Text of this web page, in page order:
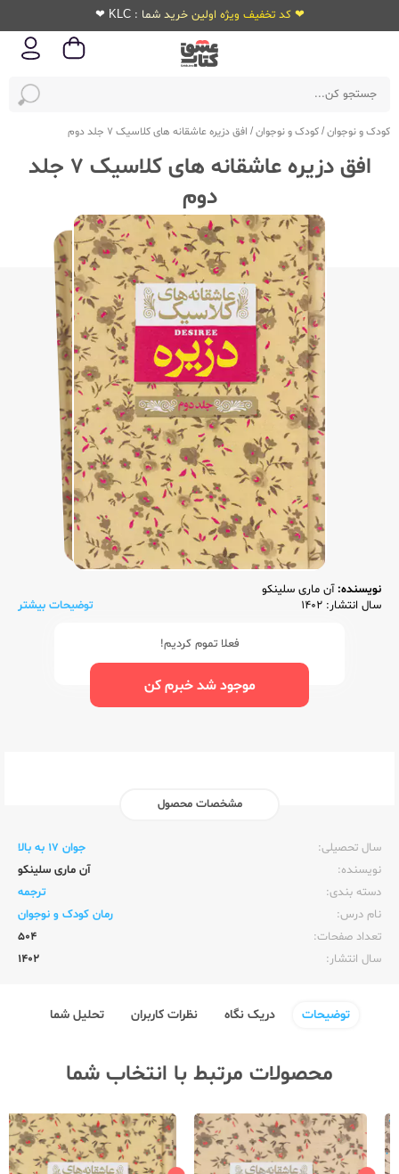
❤ کد تخفیف ویژه اولین خرید شما : KLC ❤
کودک و نوجوان/کودک و نوجوان/ افق دزیره عاشقانه های کلاسیک 7 جلد دوم
افق دزیره عاشقانه های کلاسیک 7 جلد
دوم
نویسنده: آن ماری سلینکو
سال انتشار: 1402
توضیحات بیشتر
فعلا تموم کردیم!
موجود شد خبرم کن
مشخصات محصول
سال تحصیلی:‌
جوان 17 به بالا
نویسنده:‌
آن ماری سلینکو
دسته بندی:
ترجمه
نام درس:
رمان کودک و نوجوان
تعداد صفحات:‌
504
سال انتشار:‌
1402
توضیحات دریک نگاه نظرات کاربران تحلیل شما
محصولات مرتبط با انتخاب شما